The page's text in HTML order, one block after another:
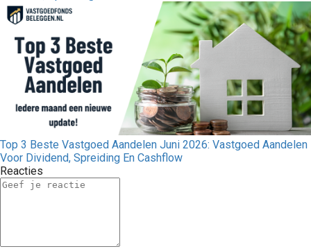
Top 3 Beste Vastgoed Aandelen Juni 2026: Vastgoed Aandelen
Voor Dividend, Spreiding En Cashflow
Reacties